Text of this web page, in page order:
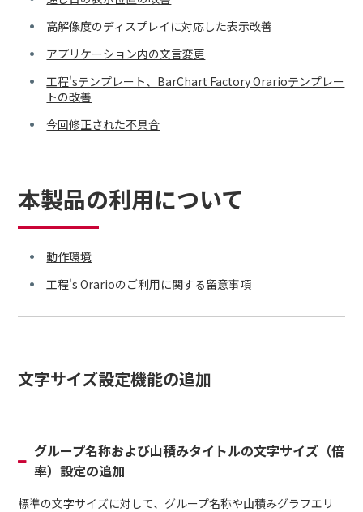
高解像度のディスプレイに対応した表示改善
アプリケーション内の文言変更
工程'sテンプレート、BarChart Factory Orarioテンプレー
トの改善
今回修正された不具合
本製品の利用について
動作環境
工程's Orarioのご利用に関する留意事項
文字サイズ設定機能の追加
グループ名称および山積みタイトルの文字サイズ（倍
率）設定の追加
標準の文字サイズに対して、グループ名称や山積みグラフエリ